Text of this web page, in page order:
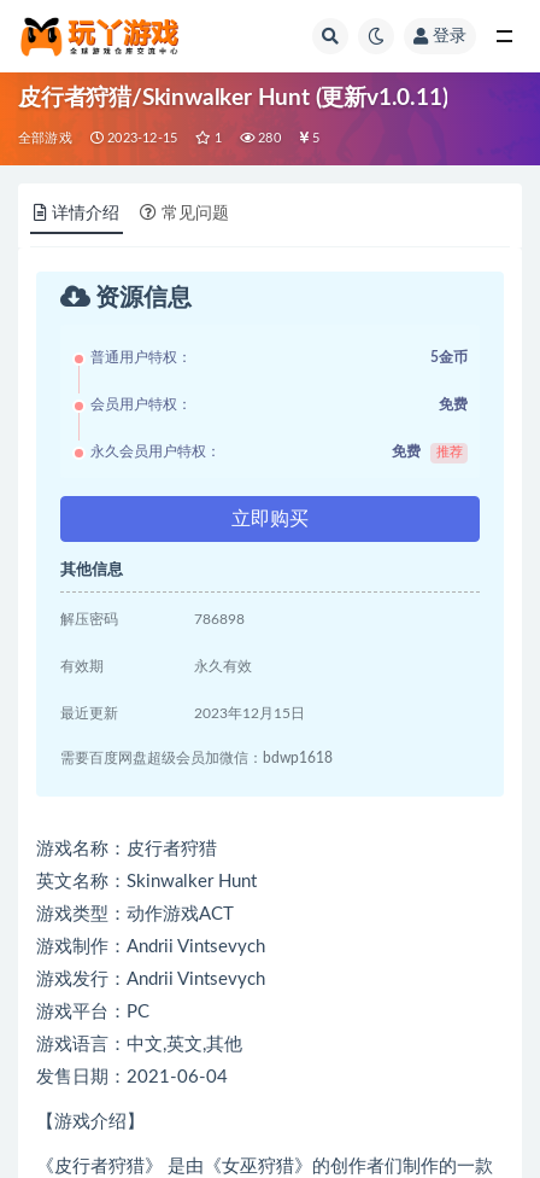
登录
皮行者狩猎/Skinwalker Hunt (更新v1.0.11)
全部游戏 2023-12-15 1 280 5
详情介绍 常见问题
资源信息
普通用户特权： 5金币
会员用户特权： 免费
永久会员用户特权： 免费 推荐
立即购买
其他信息
解压密码 786898
有效期 永久有效
最近更新 2023年12月15日
需要百度网盘超级会员加微信：bdwp1618
游戏名称：皮行者狩猎
英文名称：Skinwalker Hunt
游戏类型：动作游戏ACT
游戏制作：Andrii Vintsevych
游戏发行：Andrii Vintsevych
游戏平台：PC
游戏语言：中文,英文,其他
发售日期：2021-06-04
【游戏介绍】
《皮行者狩猎》 是由《女巫狩猎》的创作者们制作的一款